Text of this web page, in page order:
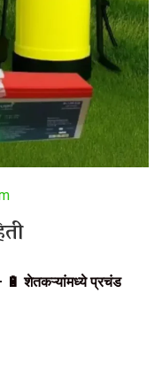
🔋 शेतकऱ्यांमध्ये प्रचंड